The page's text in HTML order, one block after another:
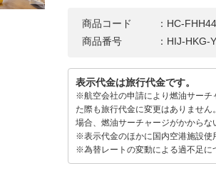
商品コード
：HC-
商品番号
：HIJ-HKG-
表示代金は旅行代金です。
※航空会社の申請により燃油サーチ
た際も旅行代金に変更はありませ
場合、燃油サーチャージがかからな
※表示代金のほかに国内空港施設使
※為替レートの変動による過不足に